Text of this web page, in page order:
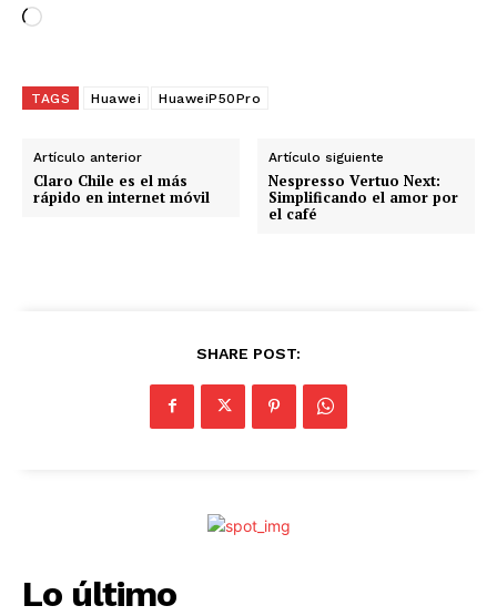
C
g
n
d
o
TAGS Huawei HuaweiP50Pro
Artículo anterior
Claro Chile es el más
rápido en internet móvil
Artículo siguiente
Nespresso Vertuo Next:
Simplificando el amor por
el café
SHARE POST:
Lo último